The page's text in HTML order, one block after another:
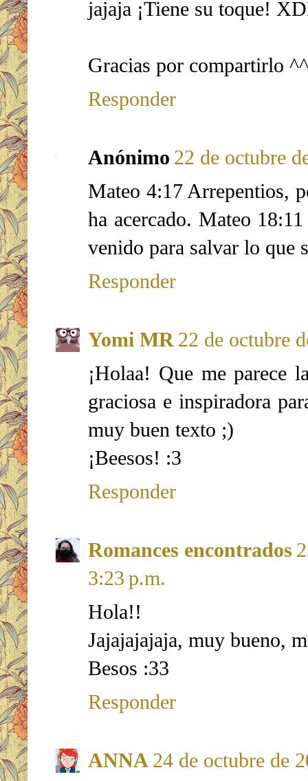
jajaja ¡Tiene su toque!
Gracias por compartirlo
Responder
Anónimo 22 de octubre
Mateo 4:17 Arrepentios,
ha acercado. Mateo
venido para salvar lo que
Responder
Yomi MR 22 de octubre
¡Holaa! Que me parece
graciosa e inspiradora
muy buen texto ;)
¡Beesos! :3
Responder
Romances encontrados
3:23 p.m.
Hola!!
Jajajajajaja, muy bueno,
Besos :33
Responder
ANNA 24 de octubre de